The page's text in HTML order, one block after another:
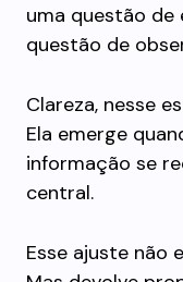
uma questão de
questão de
Clareza, nesse
Ela emerge
informação se
central.
Esse ajuste não